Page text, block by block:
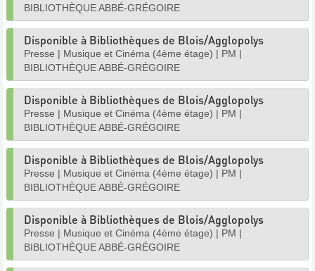
BIBLIOTHÈQUE ABBÉ-GRÉGOIRE
Disponible à Bibliothèques de Blois/Agglopolys
Presse | Musique et Cinéma (4ème étage) | PM |
BIBLIOTHÈQUE ABBÉ-GRÉGOIRE
Disponible à Bibliothèques de Blois/Agglopolys
Presse | Musique et Cinéma (4ème étage) | PM |
BIBLIOTHÈQUE ABBÉ-GRÉGOIRE
Disponible à Bibliothèques de Blois/Agglopolys
Presse | Musique et Cinéma (4ème étage) | PM |
BIBLIOTHÈQUE ABBÉ-GRÉGOIRE
Disponible à Bibliothèques de Blois/Agglopolys
Presse | Musique et Cinéma (4ème étage) | PM |
BIBLIOTHÈQUE ABBÉ-GRÉGOIRE